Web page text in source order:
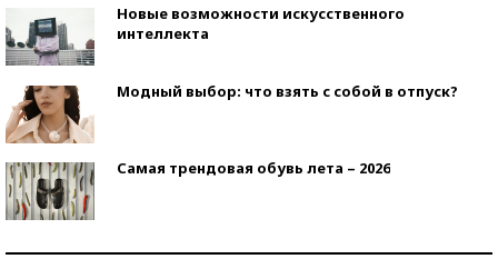
Новые возможности искусственного
интеллекта
Модный выбор: что взять с собой в отпуск?
Самая трендовая обувь лета – 2026